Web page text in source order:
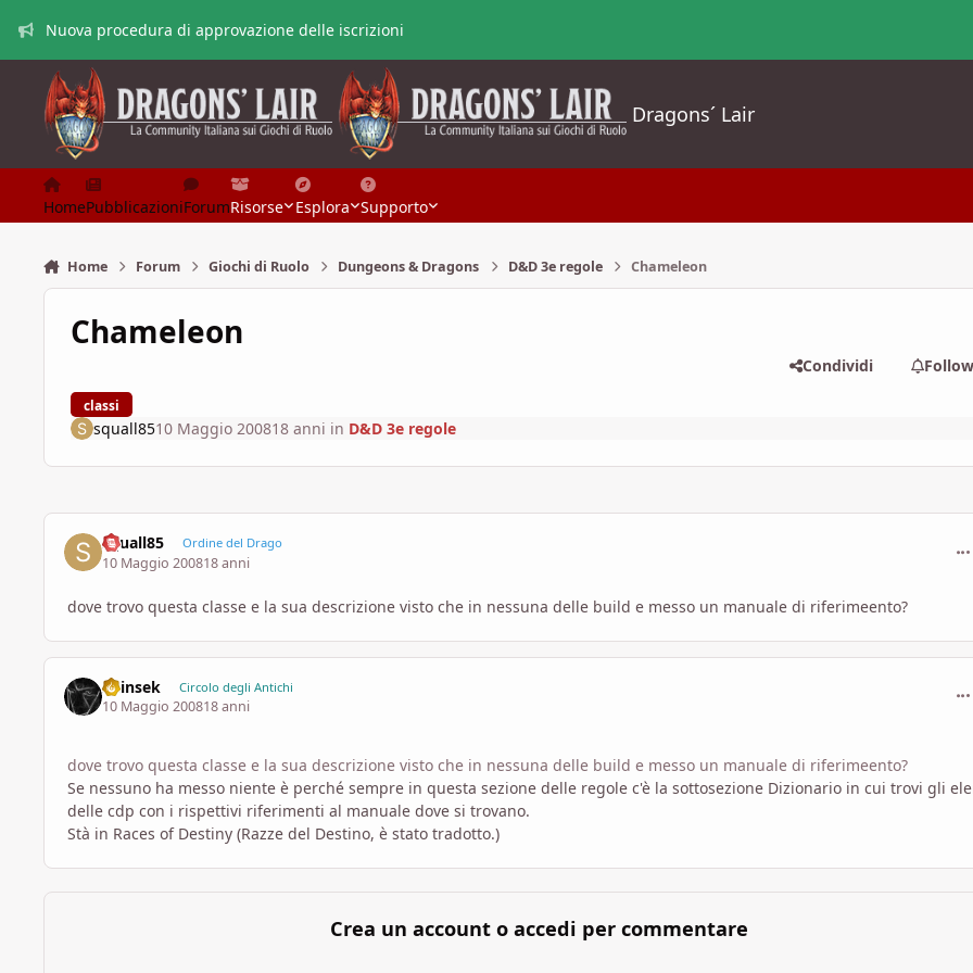
Nuova procedura di approvazione delle iscrizioni
Dragons´ Lair
HomePubblicazioniForumRisorse Esplora Supporto
Home Forum Giochi di Ruolo Dungeons & Dragons D&D 3e regole Chameleon
Chameleon
classi
Condividi
squall8510 Maggio 200818 anni in D&D 3e regole
squall85 Ordine del Drago
10 Maggio 200818 anni
dove trovo questa classe e la sua descrizione visto che in nessuna delle build e messo un manuale di riferimeento?
Shinsek Circolo degli Antichi
10 Maggio 200818 anni
dove trovo questa classe e la sua descrizione visto che in nessuna delle build e messo un manuale di riferimeento?
Se nessuno ha messo niente è perché sempre in questa sezione delle regole c'è la sottosezione Dizionario in cui trovi gli
delle cdp con i rispettivi riferimenti al manuale dove si trovano.
Stà in Races of Destiny (Razze del Destino, è stato tradotto.)
Crea un account o accedi per commentare